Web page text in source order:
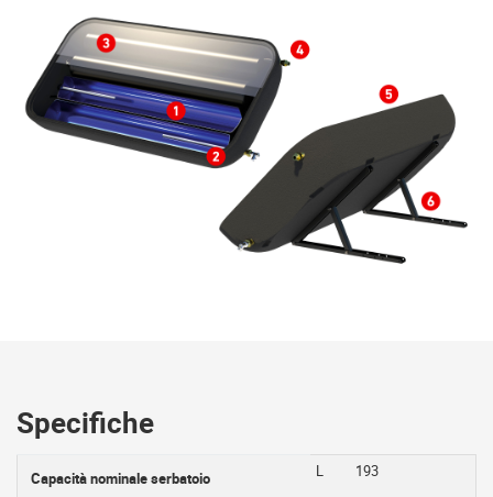
Specifiche
Capacità nominale serbatoio L 193